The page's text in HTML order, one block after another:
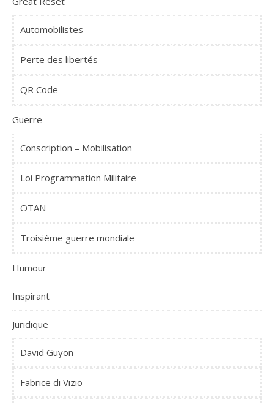
Automobilistes
Perte des libertés
QR Code
Guerre
Conscription – Mobilisation
Loi Programmation Militaire
OTAN
Troisième guerre mondiale
Humour
Inspirant
Juridique
David Guyon
Fabrice di Vizio